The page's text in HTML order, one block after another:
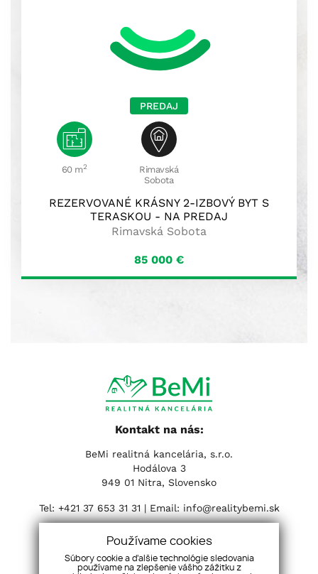
Používame cookies
Súbory cookie a ďalšie technológie sledovania
používame na zlepšenie vášho zážitku z
PREDAJ
60 m2
Rimavská
Sobota
REZERVOVANÉ KRÁSNY 2-IZBOVÝ BYT S
TERASKOU - NA PREDAJ
Rimavská Sobota
85 000 €
Kontakt na nás:
BeMi realitná kancelária, s.r.o.
Hodálova 3
949 01 Nitra, Slovensko
Tel: +421 37 653 31 31 | Email: info@realitybemi.sk
Sociálne siete: